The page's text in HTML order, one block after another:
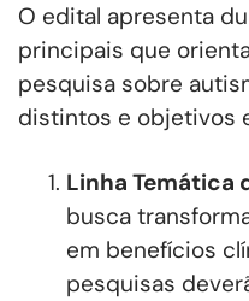
O edital apresenta
principais que
pesquisa sobre
distintos e objetivos
Linha Temática
busca
em benefícios
pesquisas